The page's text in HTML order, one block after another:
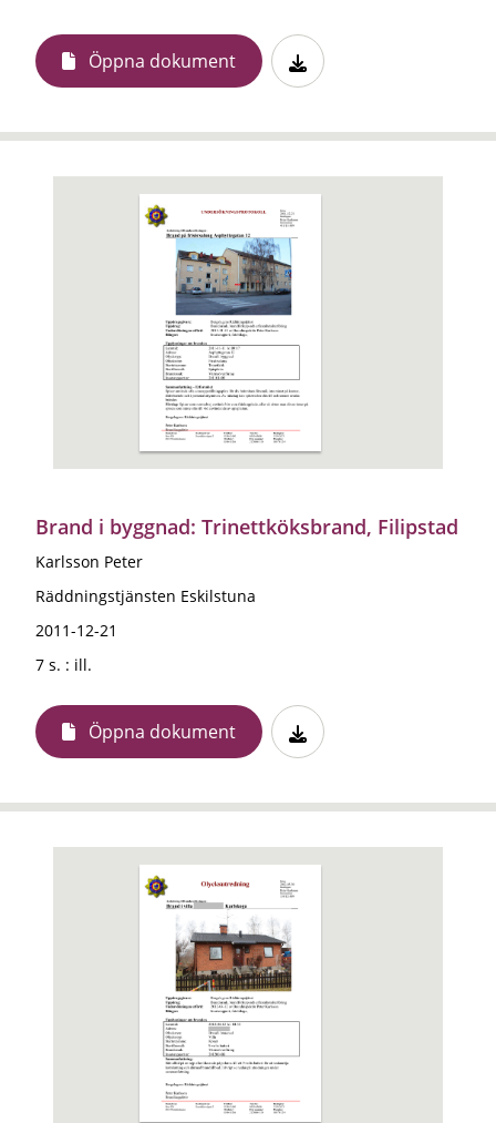
Öppna dokument
Brand i byggnad: Trinettköksbrand, Filipstad
Karlsson Peter
Räddningstjänsten Eskilstuna
2011-12-21
7 s. : ill.
Öppna dokument